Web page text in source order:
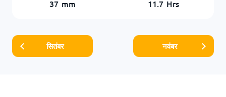
37 mm 11.7 Hrs
सितंबर नवंबर